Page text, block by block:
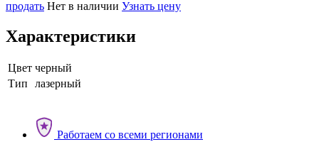
продать Нет в наличии Узнать цену
Характеристики
Цвет черный
Тип
лазерный
Работаем со всеми регионами